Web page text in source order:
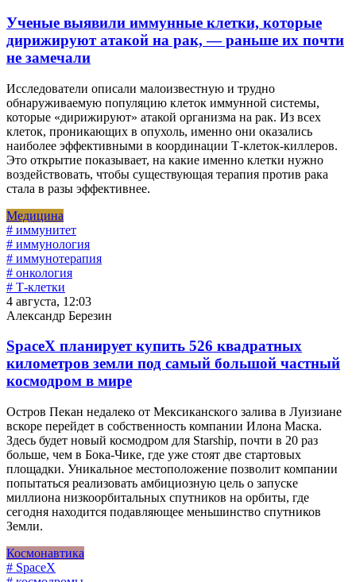
Ученые выявили иммунные клетки, которые
дирижируют атакой на рак, — раньше их почти
не замечали
Исследователи описали малоизвестную и трудно
обнаруживаемую популяцию клеток иммунной системы,
которые «дирижируют» атакой организма на рак. Из всех
клеток, проникающих в опухоль, именно они оказались
наиболее эффективными в координации Т-клеток-киллеров.
Это открытие показывает, на какие именно клетки нужно
воздействовать, чтобы существующая терапия против рака
стала в разы эффективнее.
Медицина
# иммунитет
# иммунология
# иммунотерапия
# онкология
# Т-клетки
4 августа, 12:03
Александр Березин
SpaceX планирует купить 526 квадратных
километров земли под самый большой частный
космодром в мире
Остров Пекан недалеко от Мексиканского залива в Луизиане
вскоре перейдет в собственность компании Илона Маска.
Здесь будет новый космодром для Starship, почти в 20 раз
больше, чем в Бока-Чике, где уже стоят две стартовых
площадки. Уникальное местоположение позволит компании
попытаться реализовать амбициозную цель о запуске
миллиона низкоорбитальных спутников на орбиты, где
сегодня находится подавляющее меньшинство спутников
Земли.
Космонавтика
# SpaceX